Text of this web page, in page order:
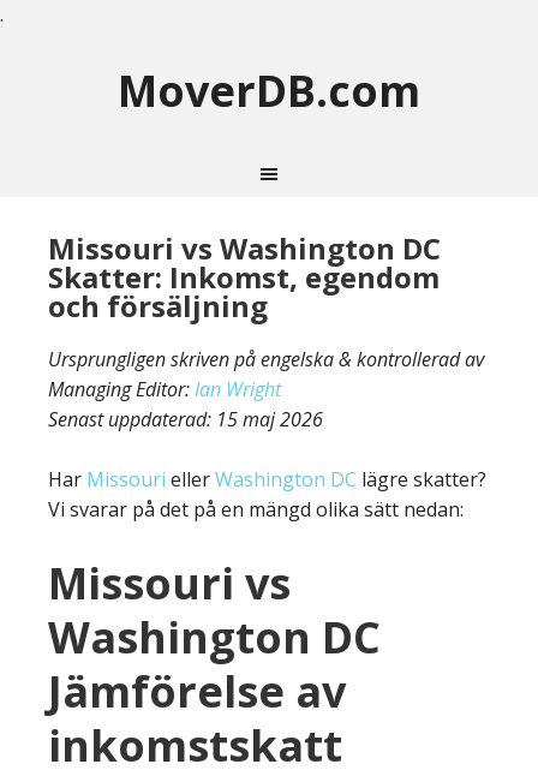
.
MoverDB.com
Missouri vs Washington DC
Skatter: Inkomst, egendom
och försäljning
Ursprungligen skriven på engelska & kontrollerad av
Managing Editor:Ian Wright
Senast uppdaterad: 15 maj 2026
Har Missouri ellerWashington DC lägre skatter?
Vi svarar på det på en mängd olika sätt nedan:
Missouri vs
Washington DC
Jämförelse av
inkomstskatt